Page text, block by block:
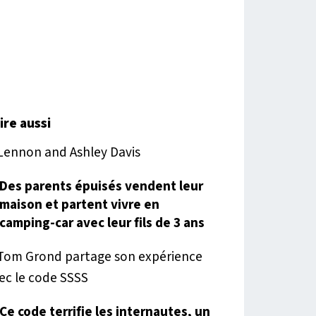
aussi
Des parents épuisés vendent leur
maison et partent vivre en
camping-car avec leur fils de 3 ans
Ce code terrifie les internautes, un